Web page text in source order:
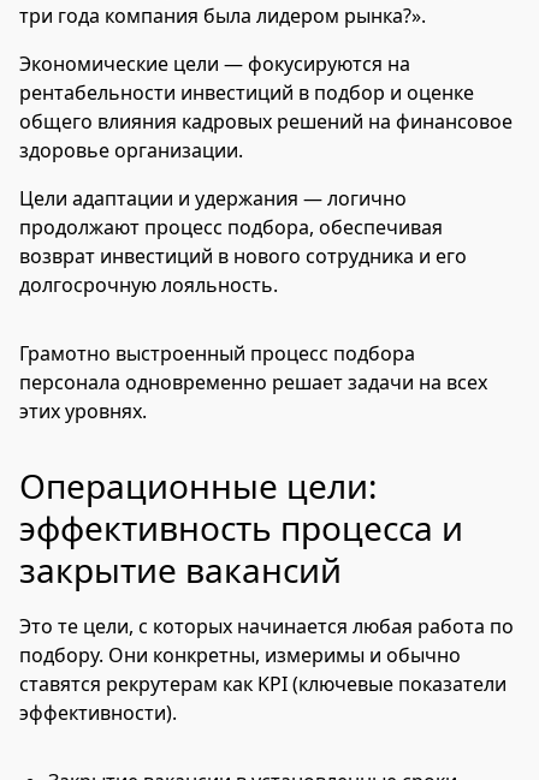
три года компания была лидером рынка?».
Экономические цели — фокусируются на
рентабельности инвестиций в подбор и оценке
общего влияния кадровых решений на финансовое
здоровье организации.
Цели адаптации и удержания — логично
продолжают процесс подбора, обеспечивая
возврат инвестиций в нового сотрудника и его
долгосрочную лояльность.
Грамотно выстроенный процесс подбора
персонала одновременно решает задачи на всех
этих уровнях.
Операционные цели:
эффективность процесса и
закрытие вакансий
Это те цели, с которых начинается любая работа по
подбору. Они конкретны, измеримы и обычно
ставятся рекрутерам как KPI (ключевые показатели
эффективности).